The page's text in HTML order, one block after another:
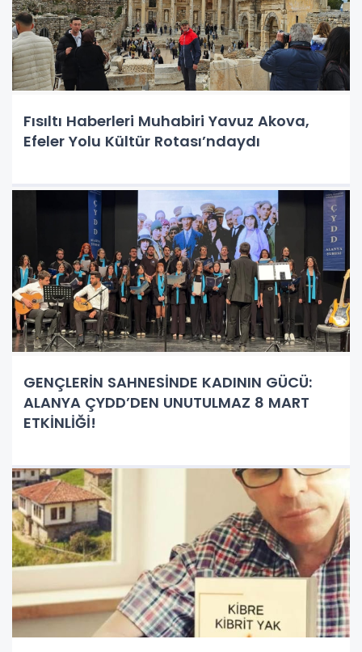
Fısıltı Haberleri Muhabiri Yavuz Akova,
Efeler Yolu Kültür Rotası’ndaydı
GENÇLERİN SAHNESİNDE KADININ GÜCÜ:
ALANYA ÇYDD’DEN UNUTULMAZ 8 MART
ETKİNLİĞİ!